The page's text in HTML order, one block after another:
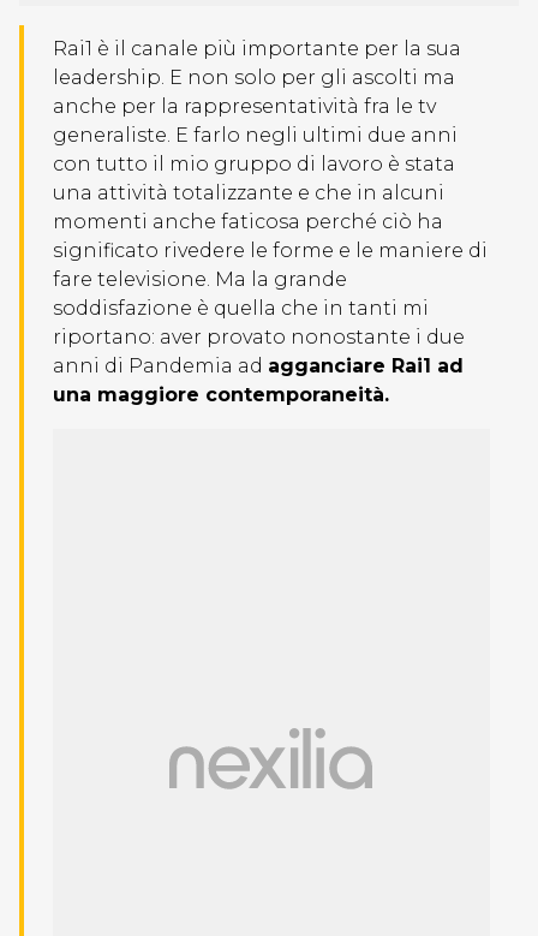
Rai1 è il canale più importante per la sua
leadership. E non solo per gli ascolti ma
anche per la rappresentatività fra le tv
generaliste. E farlo negli ultimi due anni
con tutto il mio gruppo di lavoro è stata
una attività totalizzante e che in alcuni
momenti anche faticosa perché ciò ha
significato rivedere le forme e le maniere di
fare televisione. Ma la grande
soddisfazione è quella che in tanti mi
riportano: aver provato nonostante i due
anni di Pandemia ad agganciare Rai1 ad
una maggiore contemporaneità.